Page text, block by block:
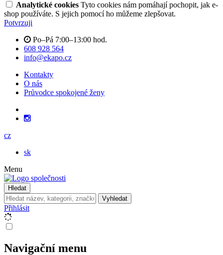
Analytické cookies Tyto cookies nám pomáhají pochopit, jak e-
shop používáte. S jejich pomocí ho můžeme zlepšovat.
Potvrzuji
Po–Pá 7:00–13:00 hod.
608 928 564
info@ekapo.cz
Kontakty
O nás
Průvodce spokojené ženy
cz
sk
Menu
Hledat
Vyhledat
Přihlásit
Navigační menu